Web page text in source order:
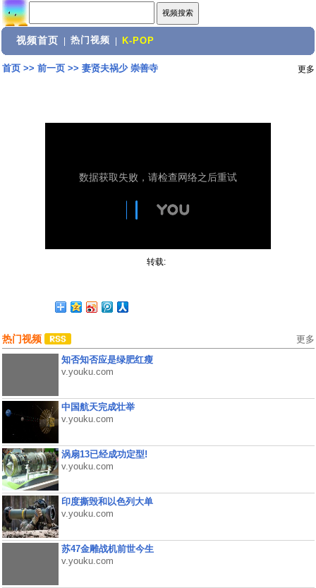
视频首页 热门视频 K-POP
首页>> 前一页>> 妻贤夫祸少 崇善寺 更多
转载:
热门视频 更多
知否知否应是绿肥红瘦
v.youku.com
中国航天完成壮举
v.youku.com
涡扇13已经成功定型!
v.youku.com
印度撕毁和以色列大单
v.youku.com
苏47金雕战机前世今生
v.youku.com